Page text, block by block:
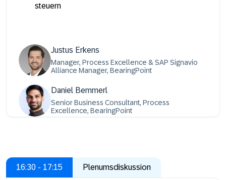
steuern
Justus Erkens
Manager, Process Excellence & SAP Signavio
Alliance Manager, BearingPoint
Daniel Bemmerl
Senior Business Consultant, Process
Excellence, BearingPoint
16:30 - 17:15 Plenumsdiskussion